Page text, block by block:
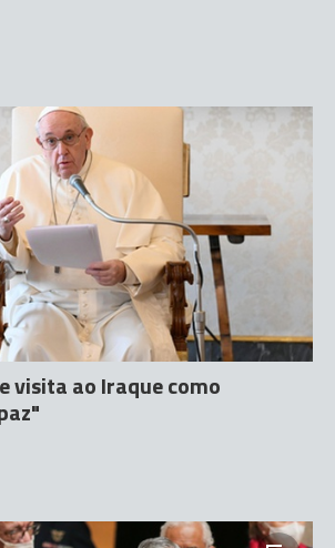
visita ao Iraque como